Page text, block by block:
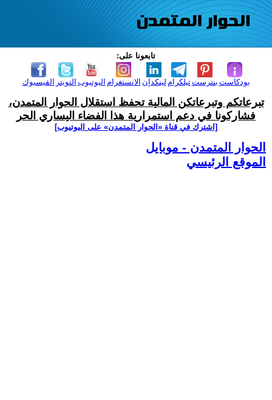
تابعونا على:
الفيسبوك التويتر اليوتيوب الانستغرام لينكدإن تيلكرامبنترست بودكاست
تبرعاتكم وتبرعاتكن المالية تحفظ استقلال الحوار المتمدن،
فشاركونا في دعم استمرارية هذا الفضاء اليساري الحر
[اشترك في قناة ‫«الحوار المتمدن» على اليوتيوب]
الحوار المتمدن - موبايل
الموقع الرئيسي